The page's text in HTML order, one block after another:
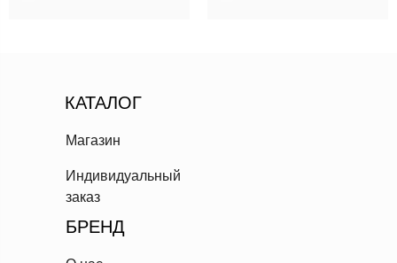
КАТАЛОГ
БРЕНД
Магазин
Индивидуальный
заказ